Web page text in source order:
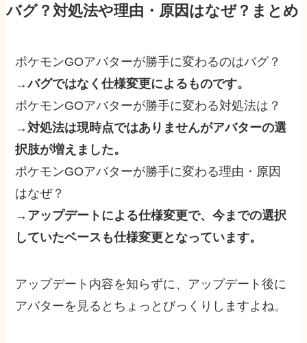
バグ？対処法や理由・原因はなぜ？まとめ
ポケモンGOアバターが勝手に変わるのはバグ？
→バグではなく仕様変更によるものです。
ポケモンGOアバターが勝手に変わる対処法は？
→対処法は現時点ではありませんがアバターの選
択肢が増えました。
ポケモンGOアバターが勝手に変わる理由・原因
はなぜ？
→ アップデートによる仕様変更で、今までの選択
していたベースも仕様変更となっています。
アップデート内容を知らずに、アップデート後に
アバターを見るとちょっとびっくりしますよね。